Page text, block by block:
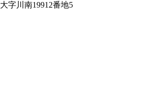
字川南19912番地5